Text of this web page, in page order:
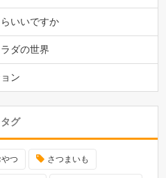
いいですか
ダの世界
ン
タグ
やつ さつまいも